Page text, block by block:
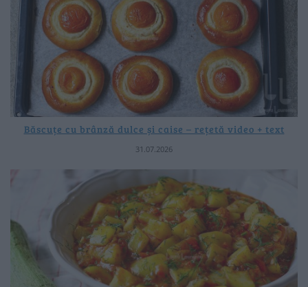
Băscuțe cu brânză dulce și caise – rețetă video + text
31.07.2026